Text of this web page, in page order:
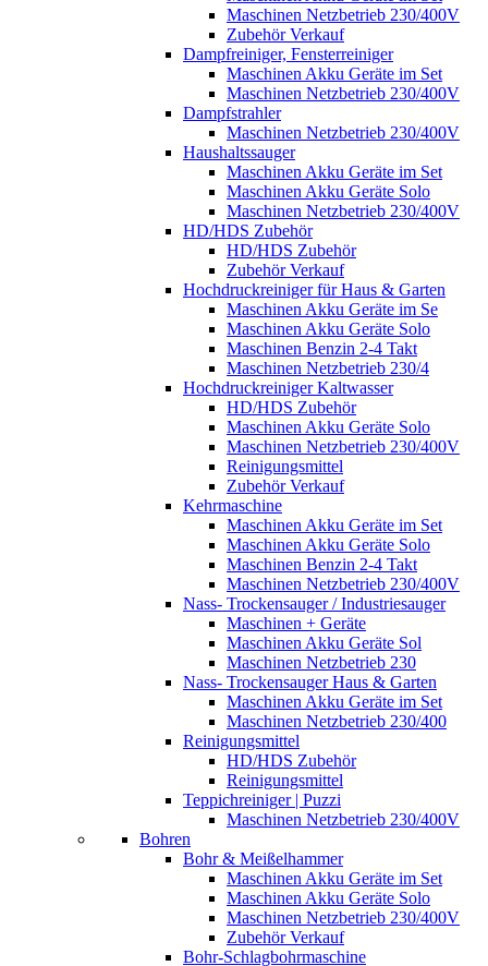
Maschinen Netzbetrieb 230/400V
Zubehör Verkauf
Dampfreiniger, Fensterreiniger
Maschinen Akku Geräte im Set
Maschinen Netzbetrieb 230/400V
Dampfstrahler
Maschinen Netzbetrieb 230/400V
Haushaltssauger
Maschinen Akku Geräte im Set
Maschinen Akku Geräte Solo
Maschinen Netzbetrieb 230/400V
HD/HDS Zubehör
HD/HDS Zubehör
Zubehör Verkauf
Hochdruckreiniger für Haus & Garten
Maschinen Akku Geräte im Se
Maschinen Akku Geräte Solo
Maschinen Benzin 2-4 Takt
Maschinen Netzbetrieb 230/4
Hochdruckreiniger Kaltwasser
HD/HDS Zubehör
Maschinen Akku Geräte Solo
Maschinen Netzbetrieb 230/400V
Reinigungsmittel
Zubehör Verkauf
Kehrmaschine
Maschinen Akku Geräte im Set
Maschinen Akku Geräte Solo
Maschinen Benzin 2-4 Takt
Maschinen Netzbetrieb 230/400V
Nass- Trockensauger / Industriesauger
Maschinen + Geräte
Maschinen Akku Geräte Sol
Maschinen Netzbetrieb 230
Nass- Trockensauger Haus & Garten
Maschinen Akku Geräte im Set
Maschinen Netzbetrieb 230/400
Reinigungsmittel
HD/HDS Zubehör
Reinigungsmittel
Teppichreiniger | Puzzi
Maschinen Netzbetrieb 230/400V
Bohren
Bohr & Meißelhammer
Maschinen Akku Geräte im Set
Maschinen Akku Geräte Solo
Maschinen Netzbetrieb 230/400V
Zubehör Verkauf
Bohr-Schlagbohrmaschine